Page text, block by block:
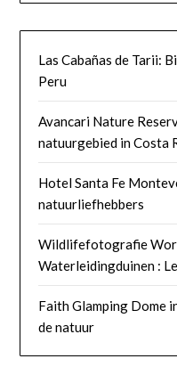
Las Cabañas de Tarii:
Peru
Avancari Nature
natuurgebied in Costa
Hotel Santa Fe
natuurliefhebbers
Wildlifefotografie
Waterleidingduinen :
Faith Glamping Dome
de natuur